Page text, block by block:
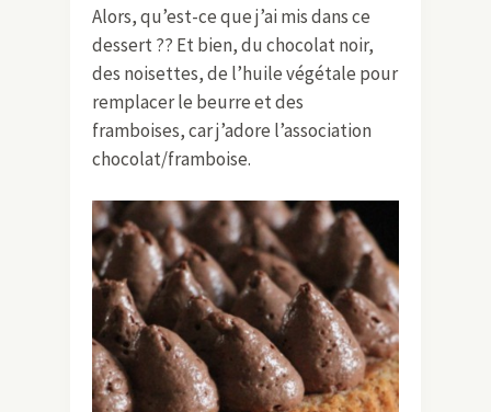
Alors, qu’est-ce que j’ai mis dans ce
dessert ?? Et bien, du chocolat noir,
des noisettes, de l’huile végétale pour
remplacer le beurre et des
framboises, car j’adore l’association
chocolat/framboise.